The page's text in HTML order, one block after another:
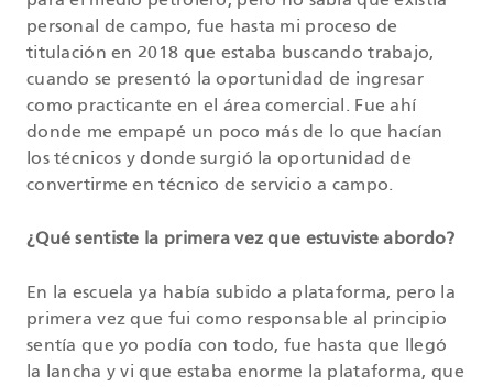
personal de campo, fue hasta mi proceso de
titulación en 2018 que estaba buscando trabajo,
cuando se presentó la oportunidad de ingresar
como practicante en el área comercial. Fue ahí
donde me empapé un poco más de lo que hacían
los técnicos y donde surgió la oportunidad de
convertirme en técnico de servicio a campo.
¿Qué sentiste la primera vez que estuviste abordo?
En la escuela ya había subido a plataforma, pero la
primera vez que fui como responsable al principio
sentía que yo podía con todo, fue hasta que llegó
la lancha y vi que estaba enorme la plataforma, que